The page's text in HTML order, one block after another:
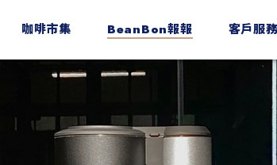
咖啡市集 BeanBon報報 客戶服務